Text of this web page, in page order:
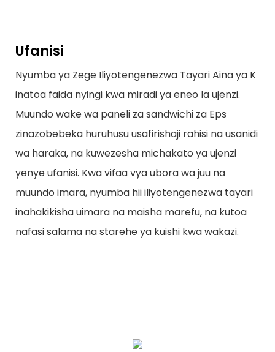
Ufanisi
Nyumba ya Zege Iliyotengenezwa Tayari Aina ya K
inatoa faida nyingi kwa miradi ya eneo la ujenzi.
Muundo wake wa paneli za sandwichi za Eps
zinazobebeka huruhusu usafirishaji rahisi na usanidi
wa haraka, na kuwezesha michakato ya ujenzi
yenye ufanisi. Kwa vifaa vya ubora wa juu na
muundo imara, nyumba hii iliyotengenezwa tayari
inahakikisha uimara na maisha marefu, na kutoa
nafasi salama na starehe ya kuishi kwa wakazi.